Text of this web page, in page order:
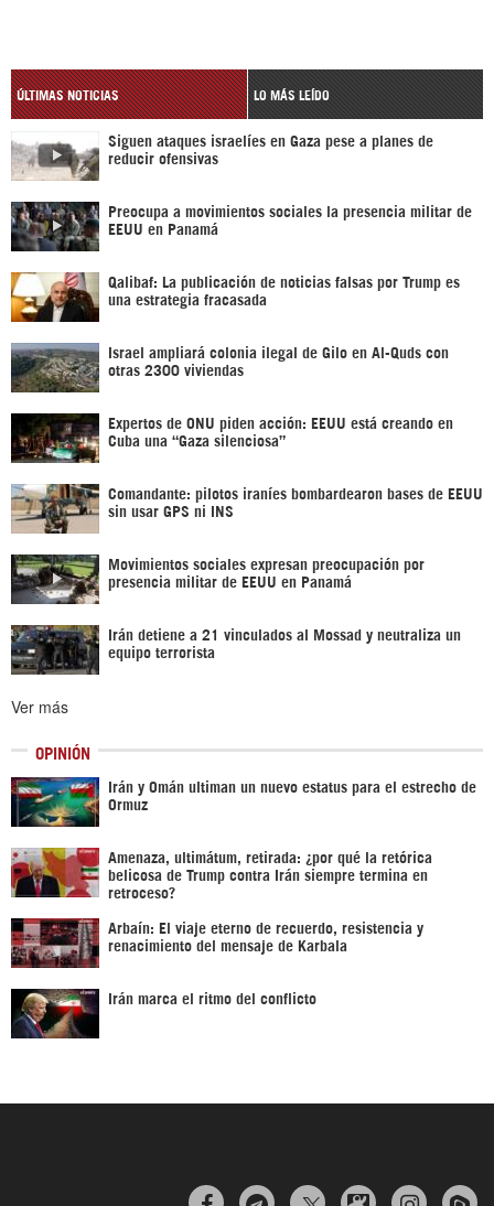
ÚLTIMAS NOTICIAS LO MÁS LEÍDO
Siguen ataques israelíes en Gaza pese a planes de
reducir ofensivas
Preocupa a movimientos sociales la presencia militar de
EEUU en Panamá
Qalibaf: La publicación de noticias falsas por Trump es
una estrategia fracasada
Israel ampliará colonia ilegal de Gilo en Al-Quds con
otras 2300 viviendas
Expertos de ONU piden acción: EEUU está creando en
Cuba una “Gaza silenciosa”
Comandante: pilotos iraníes bombardearon bases de EEUU
sin usar GPS ni INS
Movimientos sociales expresan preocupación por
presencia militar de EEUU en Panamá
Irán detiene a 21 vinculados al Mossad y neutraliza un
equipo terrorista
Ver más
OPINIÓN
Irán y Omán ultiman un nuevo estatus para el estrecho de
Ormuz
Amenaza, ultimátum, retirada: ¿por qué la retórica
belicosa de Trump contra Irán siempre termina en
retroceso?
Arbaín: El viaje eterno de recuerdo, resistencia y
renacimiento del mensaje de Karbala
Irán marca el ritmo del conflicto